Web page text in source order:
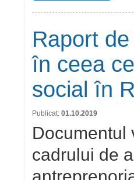
Raport
în ceea
social în
Publicat: 01.10.2019
Documentul
cadrului de